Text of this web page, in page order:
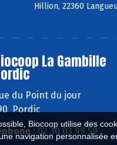
Biocoop utilise des
navigation personnalisée
Hillion, 22360
La Gambille
du Point du jour
Pordic
: 02 30 03 99 59